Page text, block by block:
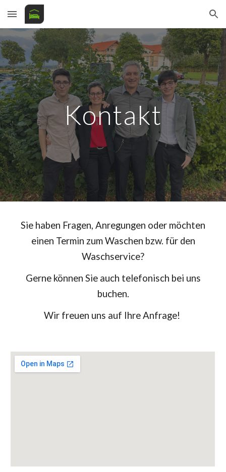
Skip to main content Skip to navigation
Kontakt
Sie haben Fragen, Anregungen oder möchten
einen Termin zum Waschen bzw. für den
Waschservice?
Gerne können Sie auch telefonisch bei uns
buchen.
Wir freuen uns auf Ihre Anfrage!